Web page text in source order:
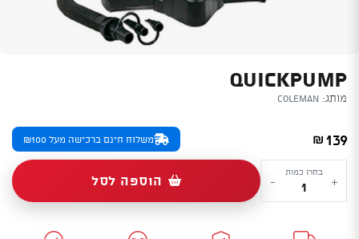
QUICKPUMP
מותג: Coleman
₪ 139 משלוח חינם ברכישה מעל ₪100
+
כמות
של
בחרו כמות
- הוספה לסל